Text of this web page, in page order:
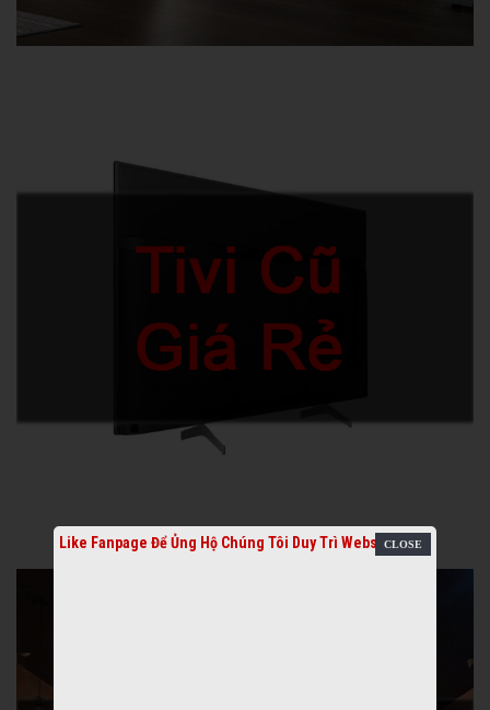
Like Fanpage Để Ủng Hộ Chúng Tôi Duy Trì Website